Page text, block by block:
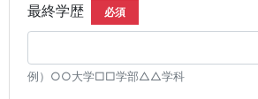
最終学歴 必須
例）○○大学□□学部△△学科